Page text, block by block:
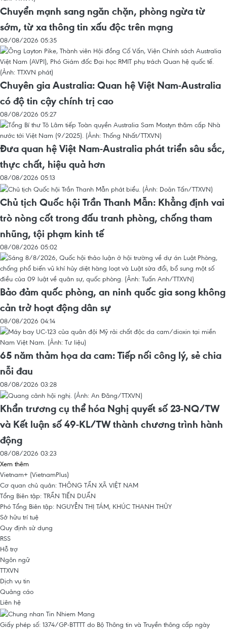
Chuyển mạnh sang ngăn chặn, phòng ngừa từ
sớm, từ xa thông tin xấu độc trên mạng
08/08/2026 05:35
Chuyên gia Australia: Quan hệ Việt Nam-Australia
có độ tin cậy chính trị cao
08/08/2026 05:27
Đưa quan hệ Việt Nam-Australia phát triển sâu sắc,
thực chất, hiệu quả hơn
08/08/2026 05:13
Chủ tịch Quốc hội Trần Thanh Mẫn: Khẳng định vai
trò nòng cốt trong đấu tranh phòng, chống tham
nhũng, tội phạm kinh tế
08/08/2026 05:02
Bảo đảm quốc phòng, an ninh quốc gia song không
cản trở hoạt động dân sự
08/08/2026 04:14
65 năm thảm họa da cam: Tiếp nối công lý, sẻ chia
nỗi đau
08/08/2026 03:28
Khẩn trương cụ thể hóa Nghị quyết số 23-NQ/TW
và Kết luận số 49-KL/TW thành chương trình hành
động
08/08/2026 03:23
Xem thêm
Vietnam+ (VietnamPlus)
Cơ quan chủ quản: THÔNG TẤN XÃ VIỆT NAM
Tổng Biên tập: TRẦN TIẾN DUẨN
Phó Tổng Biên tập: NGUYỄN THỊ TÁM, KHÚC THANH THỦY
Sở hữu trí tuệ
Quy định sử dụng
RSS
Hỗ trợ
Ngôn ngữ
TTXVN
Dịch vụ tin
Quảng cáo
Liên hệ
Giấy phép số: 1374/GP-BTTTT do Bộ Thông tin và Truyền thông cấp ngày